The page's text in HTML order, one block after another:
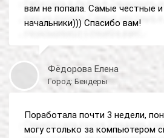
вам не попала. Самые честные
начальники))) Спасибо вам!
Фёдорова Елена
Город: Бендеры
Поработала почти 3 недели,
могу столько за компьютером